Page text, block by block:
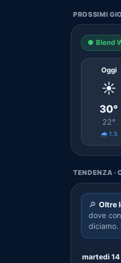
PROSSIMI
● Blend
Oggi
☀️
30°
22°
🌧️ 1.5
TENDENZA ·
🔎 Oltre
dove
diciamo.
martedì